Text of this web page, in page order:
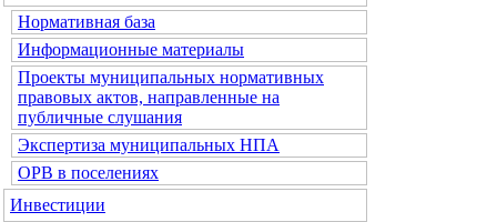
Нормативная база
Информационные материалы
Проекты муниципальных нормативных
правовых актов, направленные на
публичные слушания
Экспертиза муниципальных НПА
ОРВ в поселениях
Инвестиции